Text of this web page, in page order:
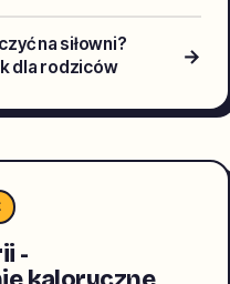
na siłowni?
dla rodziców
→
-